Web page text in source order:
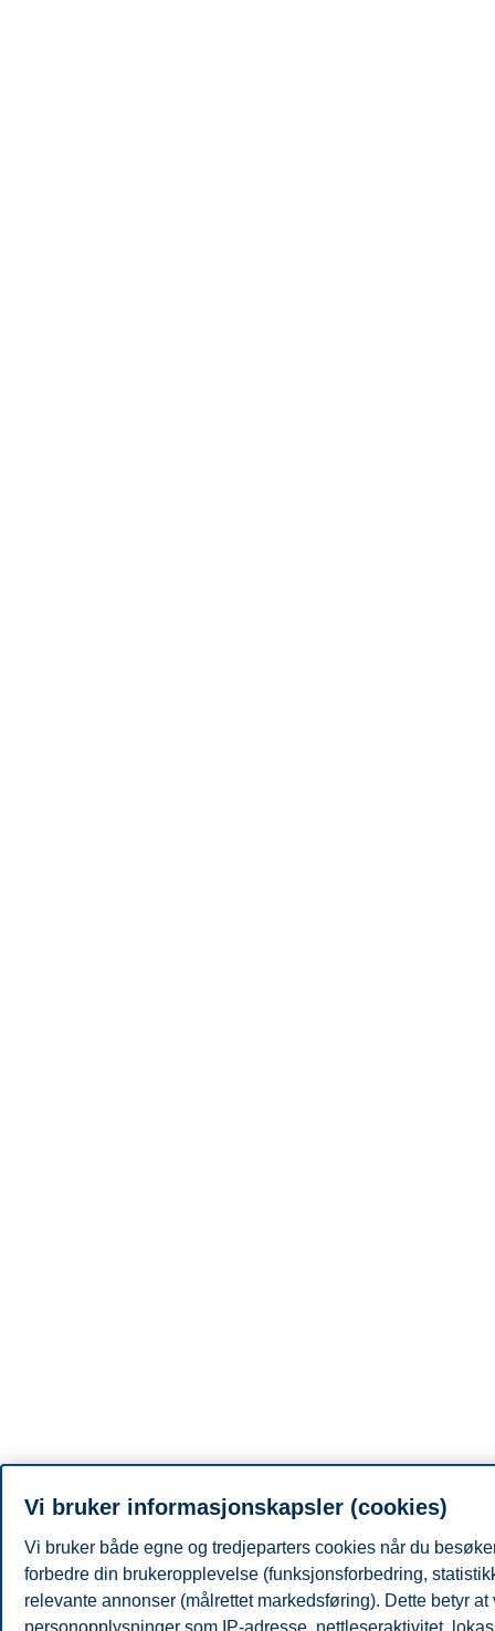
Vi bruker informasjonskapsler (cookies)
Vi bruker både egne og tredjeparters cookies når du
forbedre din brukeropplevelse (funksjonsforbedring,
relevante annonser (målrettet markedsføring). Dette betyr
personopplysninger som IP-adresse, nettleseraktivitet,